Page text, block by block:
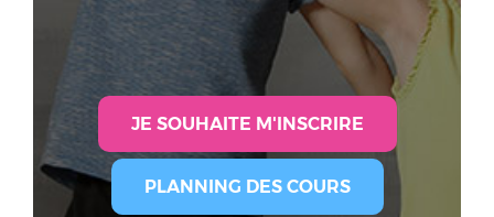
BLOG
JE SOUHAITE M'INSCRIRE
PLANNING DES COURS